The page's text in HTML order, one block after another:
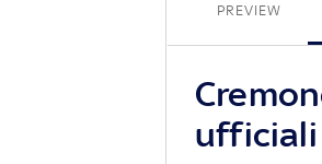
PREVIEW
ufficiali